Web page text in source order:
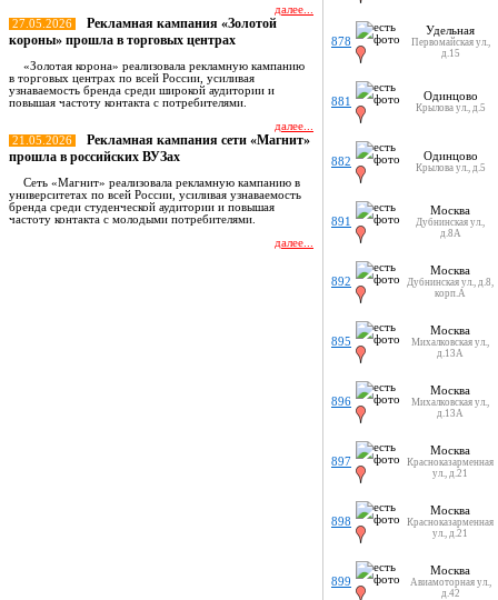
далее...
27.05.2026
Рекламная кампания «Золотой
короны» прошла в торговых центрах
«Золотая корона» реализовала рекламную кампанию
в торговых центрах по всей России, усиливая
узнаваемость бренда среди широкой аудитории и
повышая частоту контакта с потребителями.
далее...
21.05.2026
Рекламная кампания сети «Магнит»
прошла в российских ВУЗах
Сеть «Магнит» реализовала рекламную кампанию в
университетах по всей России, усиливая узнаваемость
бренда среди студенческой аудитории и повышая
частоту контакта с молодыми потребителями.
далее...
878
Удельная
Первомайская ул.,
д.15
881 Одинцово
Крылова ул., д.5
882 Одинцово
Крылова ул., д.5
891
Москва
Дубнинская ул.,
д.8А
892
Москва
Дубнинская ул., д.8,
корп.А
895
Москва
Михалковская ул.,
д.13А
896
Москва
Михалковская ул.,
д.13А
897
Москва
Красноказарменная
ул., д.21
898
Москва
Красноказарменная
ул., д.21
899
Москва
Авиамоторная ул.,
д.42